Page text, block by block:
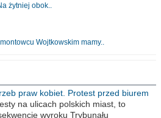
żytniej obok..
Wojtkowskim mamy..
praw kobiet. Protest przed biurem
PiS
na ulicach polskich miast, to
wyroku Trybunału